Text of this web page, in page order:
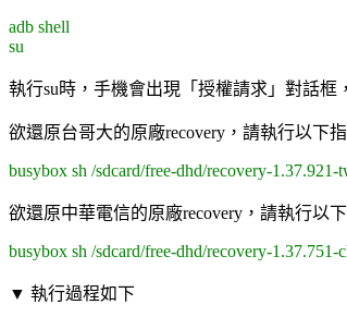
adb shell
su
執行su時，手機會出現「授權請求」對話框
欲還原台哥大的原廠recovery，請執行以下
busybox sh /sdcard/free-dhd/recovery-1.37.921-
欲還原中華電信的原廠recovery，請執行以
busybox sh /sdcard/free-dhd/recovery-1.37.751-
▼ 執行過程如下